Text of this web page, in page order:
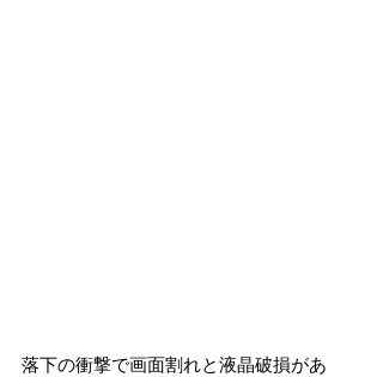
落下の衝撃で画面割れと液晶破損があ